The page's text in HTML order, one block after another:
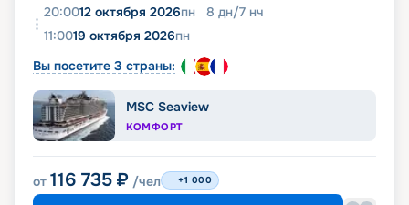
20:0012 октября 2026пн 8 дн/7 нч
11:0019 октября 2026пн
Вы посетите 3 страны:
MSC Seaview
КОМФОРТ
от 116 735 ₽ /чел +1 000